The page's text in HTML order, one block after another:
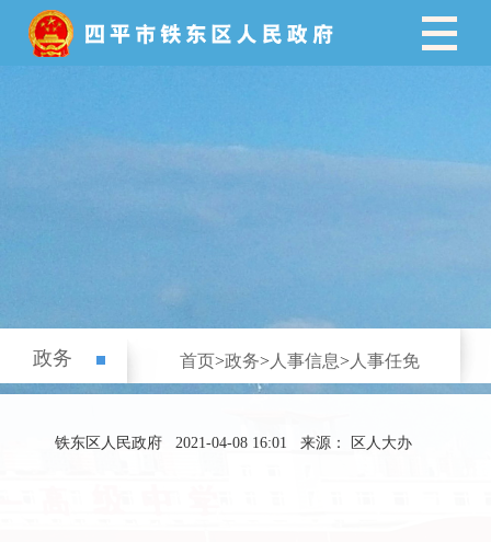
政务 首页>政务> 人事信息> 人事任免
铁东区人民政府 2021-04-08 16:01 来源： 区人大办